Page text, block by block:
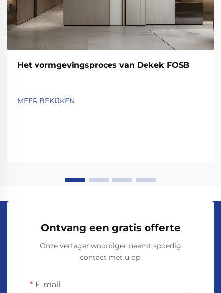
Het vormgevingsproces van Dekek FOSB
MEER BEKIJKEN
Ontvang een gratis offerte
Onze vertegenwoordiger neemt spoedig
contact met u op.
E-mail